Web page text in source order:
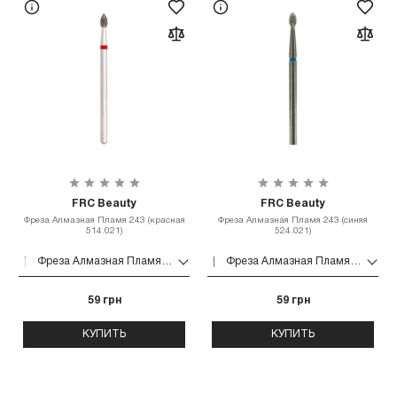
FRC Beauty
Фреза Алмазная Пламя 243 (красная
514.021)
Фреза Алмазная Пламя 243 (красная 514.021)
59 грн
КУПИТЬ
FRC Beauty
Фреза Алмазная Пламя 243 (синяя
524.021)
Фреза Алмазная Пламя 243 (синяя 524.021)
59 грн
КУПИТЬ